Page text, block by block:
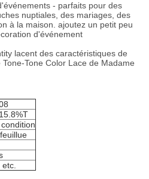
- parfaits pour des
nuptiales, des mariages, des
à la maison. ajoutez un petit peu
d'événement
lacent des caractéristiques de
Tone Color Lace de Madame
etc.